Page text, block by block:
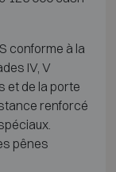
conforme à la
IV, V
et de la porte
renforcé
pênes